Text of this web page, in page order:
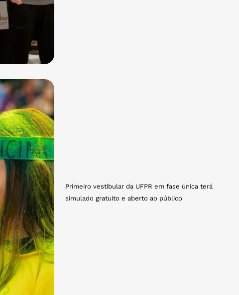
Primeiro vestibular da UFPR em fase única terá
simulado gratuito e aberto ao público